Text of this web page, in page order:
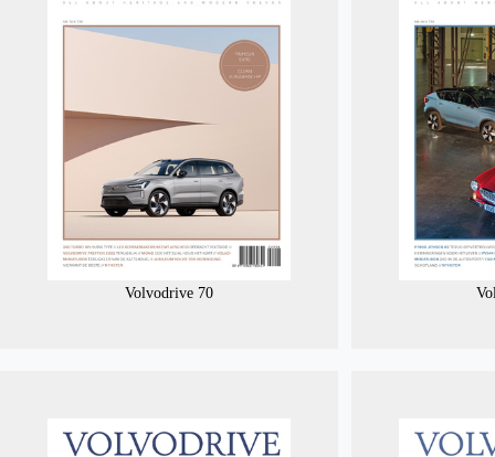
Volvodrive 70